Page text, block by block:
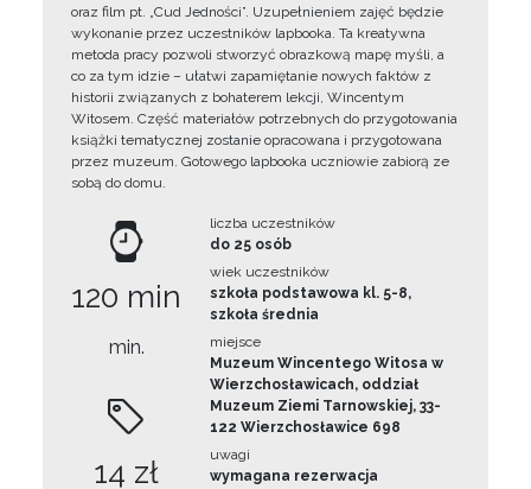
oraz film pt. „Cud Jedności”. Uzupełnieniem zajęć będzie
wykonanie przez uczestników lapbooka. Ta kreatywna
metoda pracy pozwoli stworzyć obrazkową mapę myśli, a
co za tym idzie – ułatwi zapamiętanie nowych faktów z
historii związanych z bohaterem lekcji, Wincentym
Witosem. Część materiałów potrzebnych do przygotowania
książki tematycznej zostanie opracowana i przygotowana
przez muzeum. Gotowego lapbooka uczniowie zabiorą ze
sobą do domu.
120 min
min.
14 zł
liczba uczestników
do 25 osób
wiek uczestników
szkoła podstawowa kl. 5-8,
szkoła średnia
miejsce
Muzeum Wincentego Witosa w
Wierzchosławicach, oddział
Muzeum Ziemi Tarnowskiej, 33-
122 Wierzchosławice 698
uwagi
wymagana rezerwacja